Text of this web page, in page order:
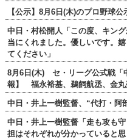
【公示】8月6日(木)のプロ野球
中日・村松開人「この度、キン
当にくれました。優しいです。
てください」
8月6日(木) セ・リーグ公式戦「
報】 福永裕基、鵜飼航丞、金丸
中日・井上一樹監督、“代打・阿
中日・井上一樹監督「走も攻も
担はそれぞれが分かっていると